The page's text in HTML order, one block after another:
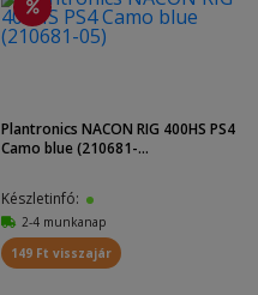
Plantronics NACON RIG 400HS PS4
Camo blue (210681-...
Készletinfó:
2-4 munkanap
149 Ft visszajár